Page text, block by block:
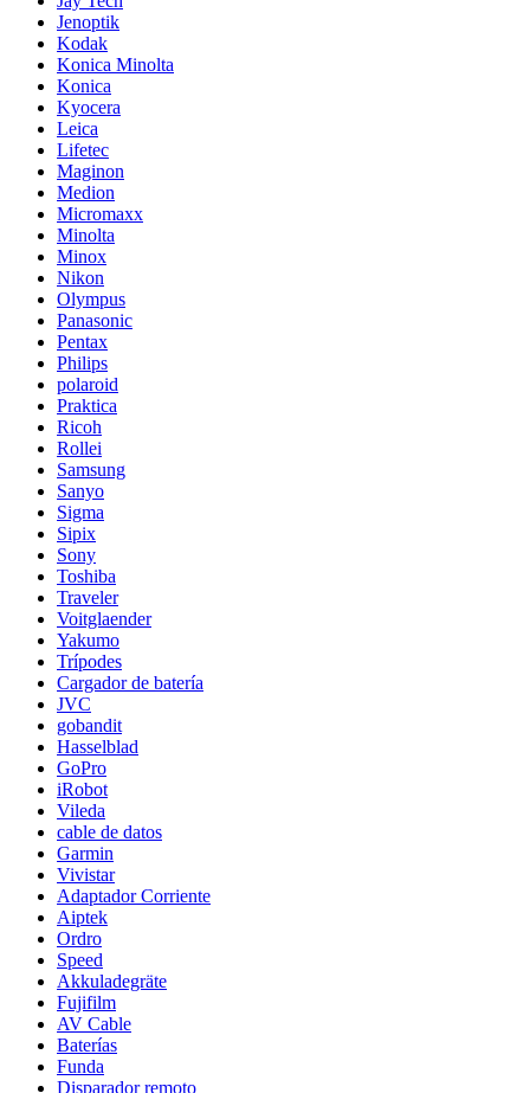
Jenoptik
Kodak
Konica Minolta
Konica
Kyocera
Leica
Lifetec
Maginon
Medion
Micromaxx
Minolta
Minox
Nikon
Olympus
Panasonic
Pentax
Philips
polaroid
Praktica
Ricoh
Rollei
Samsung
Sanyo
Sigma
Sipix
Sony
Toshiba
Traveler
Voitglaender
Yakumo
Trípodes
Cargador de batería
JVC
gobandit
Hasselblad
GoPro
iRobot
Vileda
cable de datos
Garmin
Vivistar
Adaptador Corriente
Aiptek
Ordro
Speed
Akkuladegräte
Fujifilm
AV Cable
Baterías
Funda
Disparador remoto